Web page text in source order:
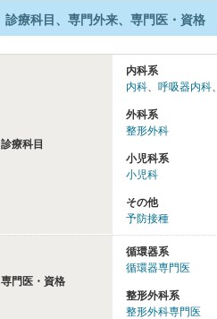
診療科目、専門外来、専門医・資格
診療科目
内科系
内科、 呼吸器内科、
外科系
整形外科
小児科系
小児科
その他
予防接種
専門医・資格
循環器系
循環器専門医
整形外科系
整形外科専門医